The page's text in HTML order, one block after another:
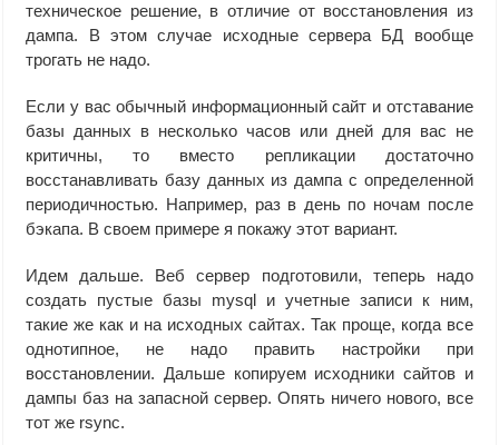
техническое решение, в отличие от восстановления из
дампа. В этом случае исходные сервера БД вообще
трогать не надо.
Если у вас обычный информационный сайт и отставание
базы данных в несколько часов или дней для вас не
критичны, то вместо репликации достаточно
восстанавливать базу данных из дампа с определенной
периодичностью. Например, раз в день по ночам после
бэкапа. В своем примере я покажу этот вариант.
Идем дальше. Веб сервер подготовили, теперь надо
создать пустые базы mysql и учетные записи к ним,
такие же как и на исходных сайтах. Так проще, когда все
однотипное, не надо править настройки при
восстановлении. Дальше копируем исходники сайтов и
дампы баз на запасной сервер. Опять ничего нового, все
тот же rsync.